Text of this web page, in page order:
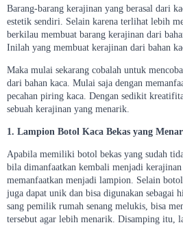
Barang-barang kerajinan yang berasal dari
estetik sendiri. Selain karena terlihat lebih
berkilau membuat barang kerajinan dari
Inilah yang membuat kerajinan dari bahan
Maka mulai sekarang cobalah untuk
dari bahan kaca. Mulai saja dengan
pecahan piring kaca. Dengan sedikit
sebuah kerajinan yang menarik.
1. Lampion Botol Kaca Bekas yang
Apabila memiliki botol bekas yang sudah
bila dimanfaatkan kembali menjadi
memanfaatkan menjadi lampion. Selain
juga dapat unik dan bisa digunakan sebagai
sang pemilik rumah senang melukis, bisa
tersebut agar lebih menarik. Disamping itu,